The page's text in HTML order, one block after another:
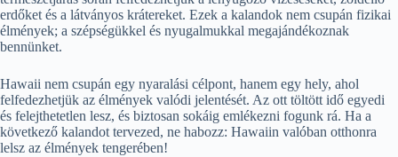
erdőket és a látványos krátereket. Ezek a kalandok nem csupán fizikai
élmények; a szépségükkel és nyugalmukkal megajándékoznak
bennünket.
Hawaii nem csupán egy nyaralási célpont, hanem egy hely, ahol
felfedezhetjük az élmények valódi jelentését. Az ott töltött idő egyedi
és felejthetetlen lesz, és biztosan sokáig emlékezni fogunk rá. Ha a
következő kalandot tervezed, ne habozz: Hawaiin valóban otthonra
lelsz az élmények tengerében!